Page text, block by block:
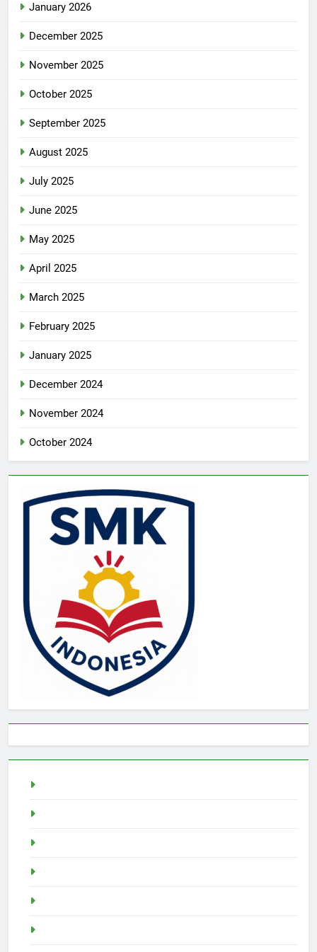
January 2026
December 2025
November 2025
October 2025
September 2025
August 2025
July 2025
June 2025
May 2025
April 2025
March 2025
February 2025
January 2025
December 2024
November 2024
October 2024